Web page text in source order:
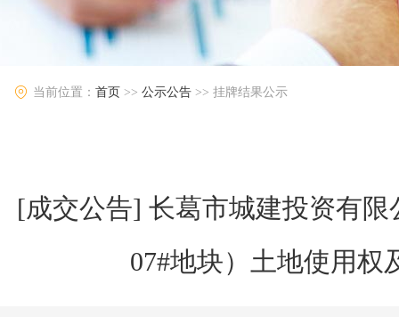
当前位置： 首页 >> 公示公告 >> 挂牌结果公示
[成交公告] 长葛市城建投资有限
07#地块）土地使用权